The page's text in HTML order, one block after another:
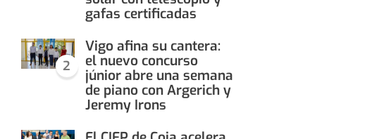
gafas certificadas
2
Vigo afina su cantera:
el nuevo concurso
júnior abre una semana
de piano con Argerich y
Jeremy Irons